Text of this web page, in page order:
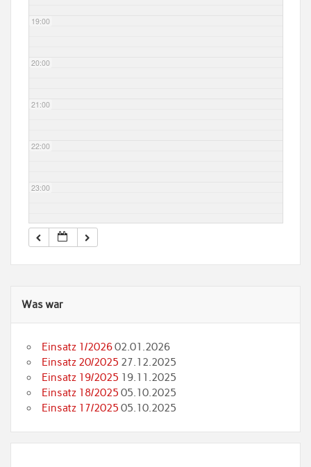
19:00
20:00
21:00
22:00
23:00
Was war
Einsatz 1/202602.01.2026
Einsatz 20/2025 27.12.2025
Einsatz 19/2025 19.11.2025
Einsatz 18/2025 05.10.2025
Einsatz 17/2025 05.10.2025